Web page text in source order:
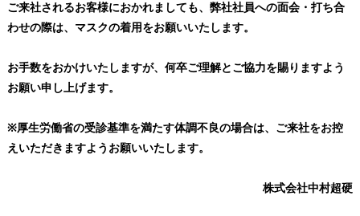
ご来社されるお客様におかれましても、弊社社員への面会・打ち合
わせの際は、マスクの着用をお願いいたします。
お手数をおかけいたしますが、何卒ご理解とご協力を賜りますよう
お願い申し上げます。
※厚生労働省の受診基準を満たす体調不良の場合は、ご来社をお控
えいただきますようお願いいたします。
株式会社中村超硬